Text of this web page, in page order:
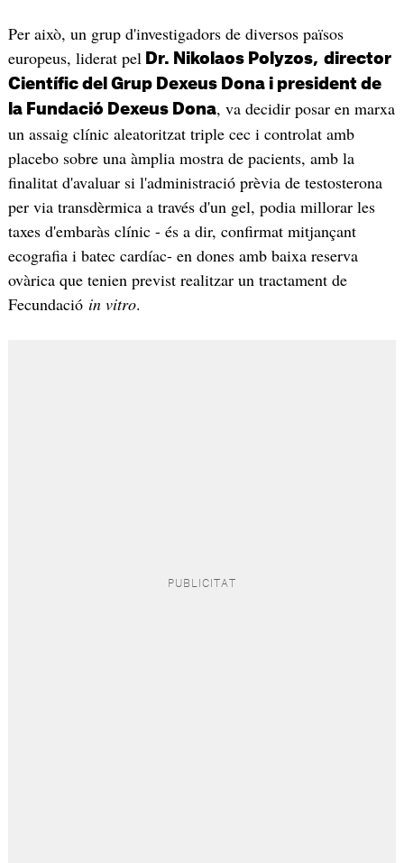
Per això, un grup d'investigadors de diversos països
europeus, liderat pel Dr. Nikolaos Polyzos, director
Científic del Grup Dexeus Dona i president de
la Fundació Dexeus Dona, va decidir posar en marxa
un assaig clínic aleatoritzat triple cec i controlat amb
placebo sobre una àmplia mostra de pacients, amb la
finalitat d'avaluar si l'administració prèvia de testosterona
per via transdèrmica a través d'un gel, podia millorar les
taxes d'embaràs clínic - és a dir, confirmat mitjançant
ecografia i batec cardíac- en dones amb baixa reserva
ovàrica que tenien previst realitzar un tractament de
Fecundació in vitro.